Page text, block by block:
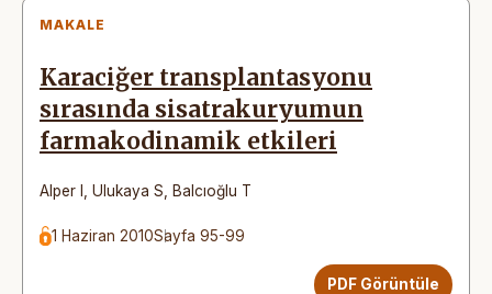
MAKALE
Karaciğer transplantasyonu
sırasında sisatrakuryumun
farmakodinamik etkileri
Alper I Ulukaya S Balcıoğlu T
1 Haziran 2010Sayfa 95-99
PDF Görüntüle